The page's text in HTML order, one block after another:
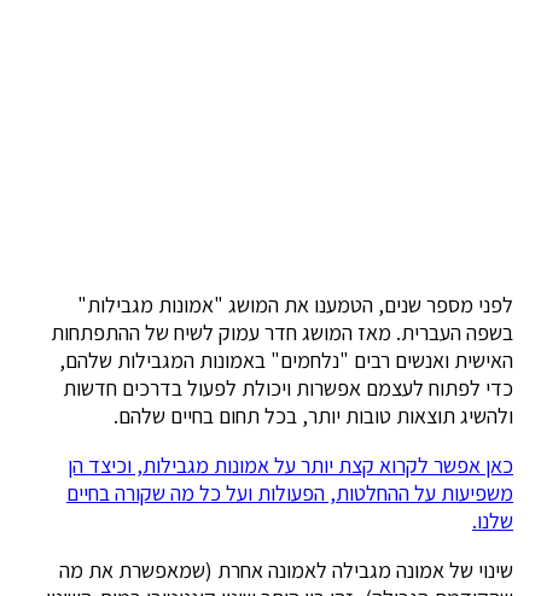
לפני מספר שנים, הטמענו את המושג "אמונות מגבילות"
בשפה העברית. מאז המושג חדר עמוק לשיח של ההתפתחות
האישית ואנשים רבים "נלחמים" באמונות המגבילות שלהם,
כדי לפתוח לעצמם אפשרות ויכולת לפעול בדרכים חדשות
ולהשיג תוצאות טובות יותר, בכל תחום בחיים שלהם.
כאן אפשר לקרוא קצת יותר על אמונות מגבילות, וכיצד הן
משפיעות על ההחלטות, הפעולות ועל כל מה שקורה בחיים
שלנו.
שינוי של אמונה מגבילה לאמונה אחרת (שמאפשרת את מה